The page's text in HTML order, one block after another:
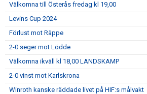
Välkomna till Österås fredag kl 19,00
Levins Cup 2024
Förlust mot Räppe
2-0 seger mot Lödde
Välkomna ikväll kl 18,00 LANDSKAMP
2-0 vinst mot Karlskrona
Winroth kanske räddade livet på HIF:s målvakt